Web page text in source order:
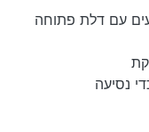
עם דלת פתוחה
נסיעה